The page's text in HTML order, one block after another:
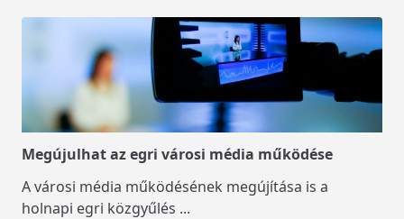
Megújulhat az egri városi média működése
A városi média működésének megújítása is a
holnapi egri közgyűlés ...